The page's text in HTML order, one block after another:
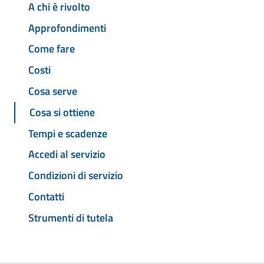
A chi è rivolto
Approfondimenti
Come fare
Costi
Cosa serve
Cosa si ottiene
Tempi e scadenze
Accedi al servizio
Condizioni di servizio
Contatti
Strumenti di tutela